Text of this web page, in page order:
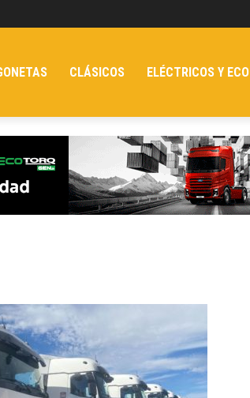
CLÁSICOS ELÉCTRICOS Y ECO